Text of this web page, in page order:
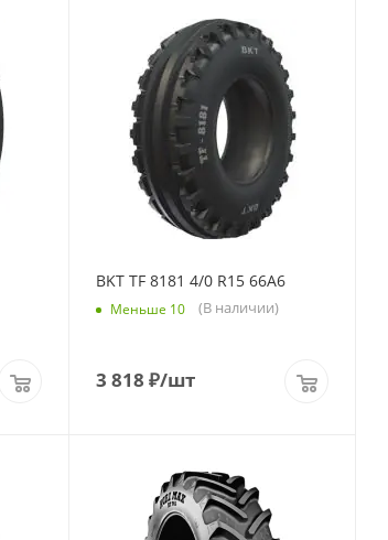
BKT TF 8181 4/0 R15 66A6
Меньше 10 (В наличии)
3 818 ₽/шт